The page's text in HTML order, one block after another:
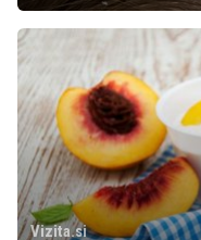
Vizita.si